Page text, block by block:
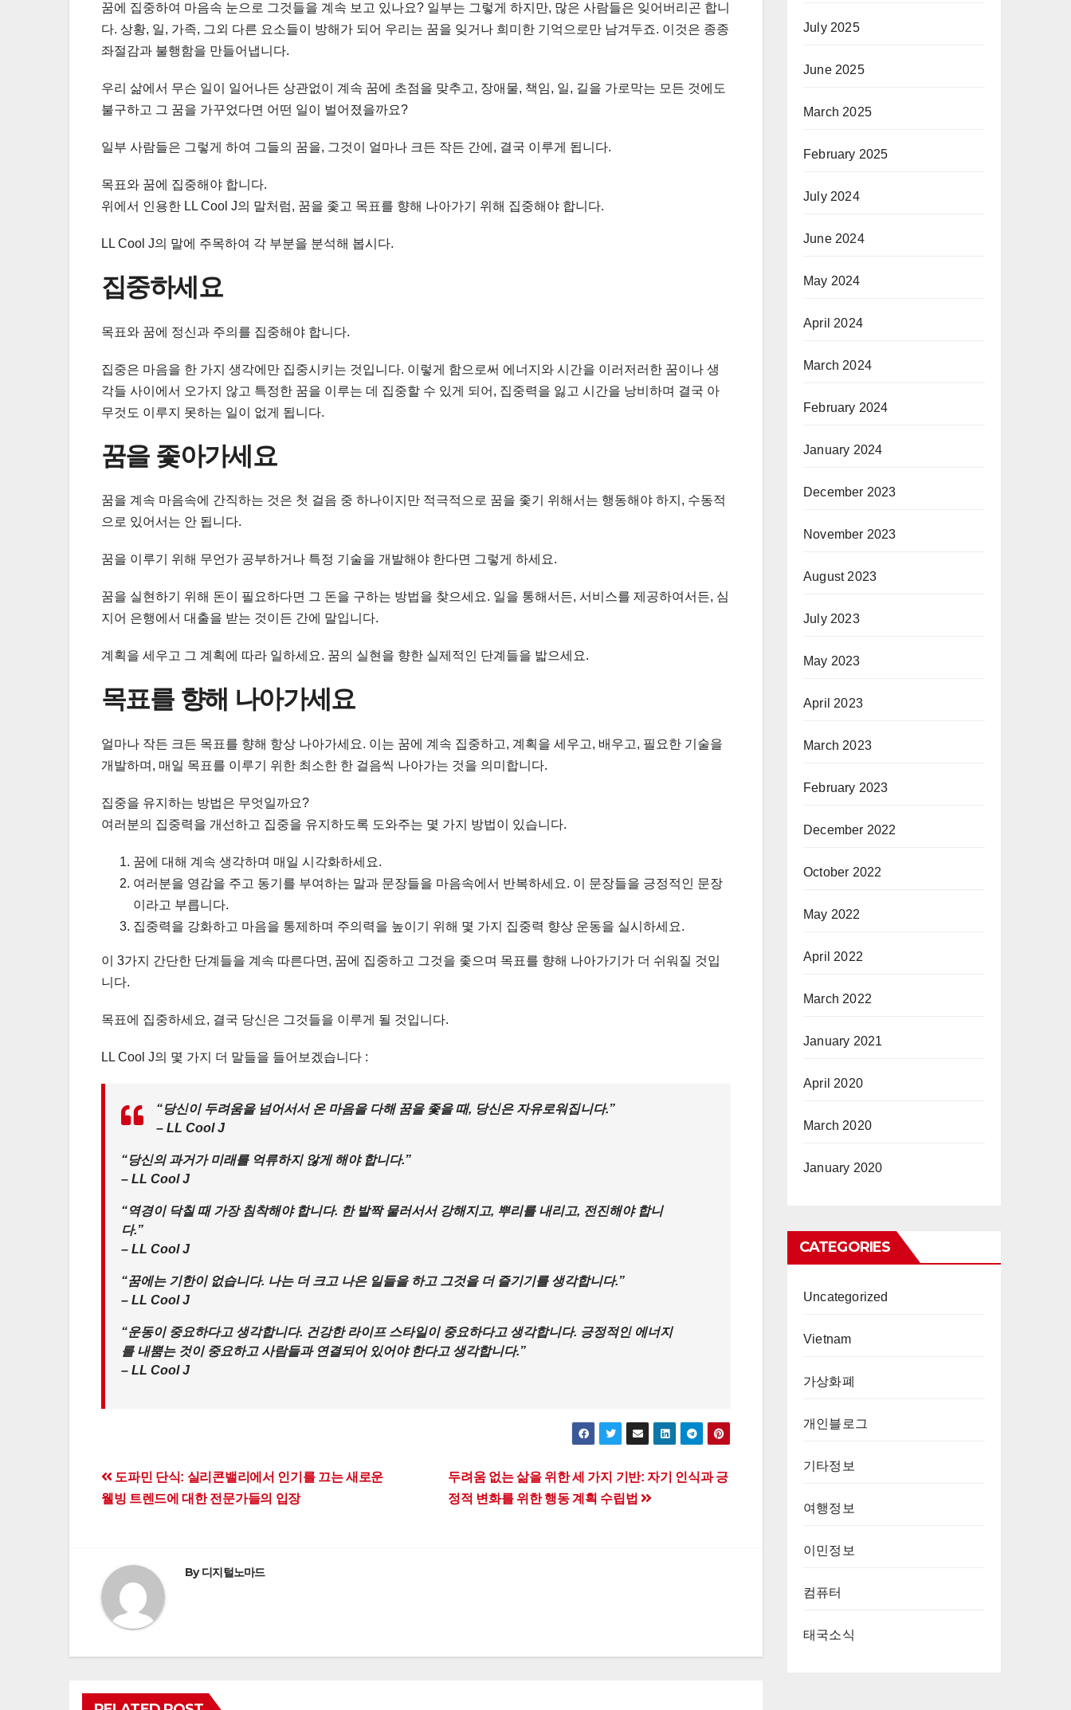
꿈에 집중하여 마음속 눈으로 그것들을 계속 보고 있나요? 일부는 그렇게 하지만, 많은 사람들은 잊어버리곤 합니
다. 상황, 일, 가족, 그외 다른 요소들이 방해가 되어 우리는 꿈을 잊거나 희미한 기억으로만 남겨두죠. 이것은 종종
좌절감과 불행함을 만들어냅니다.
우리 삶에서 무슨 일이 일어나든 상관없이 계속 꿈에 초점을 맞추고, 장애물, 책임, 일, 길을 가로막는 모든 것에도
불구하고 그 꿈을 가꾸었다면 어떤 일이 벌어졌을까요?
일부 사람들은 그렇게 하여 그들의 꿈을, 그것이 얼마나 크든 작든 간에, 결국 이루게 됩니다.
목표와 꿈에 집중해야 합니다.
위에서 인용한 LL Cool J의 말처럼, 꿈을 좇고 목표를 향해 나아가기 위해 집중해야 합니다.
LL Cool J의 말에 주목하여 각 부분을 분석해 봅시다.
집중하세요
목표와 꿈에 정신과 주의를 집중해야 합니다.
집중은 마음을 한 가지 생각에만 집중시키는 것입니다. 이렇게 함으로써 에너지와 시간을 이러저러한 꿈이나 생
각들 사이에서 오가지 않고 특정한 꿈을 이루는 데 집중할 수 있게 되어, 집중력을 잃고 시간을 낭비하며 결국 아
무것도 이루지 못하는 일이 없게 됩니다.
꿈을 좇아가세요
꿈을 계속 마음속에 간직하는 것은 첫 걸음 중 하나이지만 적극적으로 꿈을 좇기 위해서는 행동해야 하지, 수동적
으로 있어서는 안 됩니다.
꿈을 이루기 위해 무언가 공부하거나 특정 기술을 개발해야 한다면 그렇게 하세요.
꿈을 실현하기 위해 돈이 필요하다면 그 돈을 구하는 방법을 찾으세요. 일을 통해서든, 서비스를 제공하여서든, 심
지어 은행에서 대출을 받는 것이든 간에 말입니다.
계획을 세우고 그 계획에 따라 일하세요. 꿈의 실현을 향한 실제적인 단계들을 밟으세요.
목표를 향해 나아가세요
얼마나 작든 크든 목표를 향해 항상 나아가세요. 이는 꿈에 계속 집중하고, 계획을 세우고, 배우고, 필요한 기술을
개발하며, 매일 목표를 이루기 위한 최소한 한 걸음씩 나아가는 것을 의미합니다.
집중을 유지하는 방법은 무엇일까요?
여러분의 집중력을 개선하고 집중을 유지하도록 도와주는 몇 가지 방법이 있습니다.
꿈에 대해 계속 생각하며 매일 시각화하세요.
여러분을 영감을 주고 동기를 부여하는 말과 문장들을 마음속에서 반복하세요. 이 문장들을 긍정적인 문장
이라고 부릅니다.
집중력을 강화하고 마음을 통제하며 주의력을 높이기 위해 몇 가지 집중력 향상 운동을 실시하세요.
이 3가지 간단한 단계들을 계속 따른다면, 꿈에 집중하고 그것을 좇으며 목표를 향해 나아가기가 더 쉬워질 것입
니다.
목표에 집중하세요, 결국 당신은 그것들을 이루게 될 것입니다.
LL Cool J의 몇 가지 더 말들을 들어보겠습니다 :
“당신이 두려움을 넘어서서 온 마음을 다해 꿈을 좇을 때, 당신은 자유로워집니다.”
– LL Cool J
“당신의 과거가 미래를 억류하지 않게 해야 합니다.”
– LL Cool J
“역경이 닥칠 때 가장 침착해야 합니다. 한 발짝 물러서서 강해지고, 뿌리를 내리고, 전진해야 합니
다.”
– LL Cool J
“꿈에는 기한이 없습니다. 나는 더 크고 나은 일들을 하고 그것을 더 즐기기를 생각합니다.”
– LL Cool J
“운동이 중요하다고 생각합니다. 건강한 라이프 스타일이 중요하다고 생각합니다. 긍정적인 에너지
를 내뿜는 것이 중요하고 사람들과 연결되어 있어야 한다고 생각합니다.”
– LL Cool J
Post
navigation
두려움 없는 삶을 위한 세 가지 기반: 자기 인식과 긍
정적 변화를 위한 행동 계획 수립법
도파민 단식: 실리콘밸리에서 인기를 끄는 새로운
웰빙 트렌드에 대한 전문가들의 입장
By디지털노마드
July 2025
June 2025
March 2025
February 2025
July 2024
June 2024
May 2024
April 2024
March 2024
February 2024
January 2024
December 2023
November 2023
August 2023
July 2023
May 2023
April 2023
March 2023
February 2023
December 2022
October 2022
May 2022
April 2022
March 2022
January 2021
April 2020
March 2020
January 2020
CATEGORIES
Uncategorized
Vietnam
가상화폐
개인블로그
기타정보
여행정보
이민정보
컴퓨터
태국소식